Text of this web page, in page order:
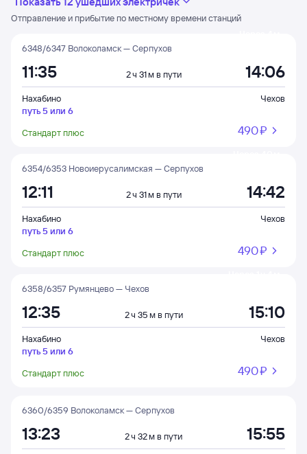
Отправление и прибытие по местному времени станций
6348/6347 Волоколамск — Серпухов
11:35 2 ч 31 м в пути 14:06
Нахабино
путь 5 или 6
Чехов
Стандарт плюс 490 ⁠₽
6354/6353 Новоиерусалимская — Серпухов
12:11 2 ч 31 м в пути 14:42
Нахабино
путь 5 или 6
Чехов
Стандарт плюс 490 ⁠₽
6358/6357 Румянцево — Чехов
12:35 2 ч 35 м в пути 15:10
Нахабино
путь 5 или 6
Чехов
Стандарт плюс 490 ⁠₽
6360/6359 Волоколамск — Серпухов
13:23 2 ч 32 м в пути 15:55